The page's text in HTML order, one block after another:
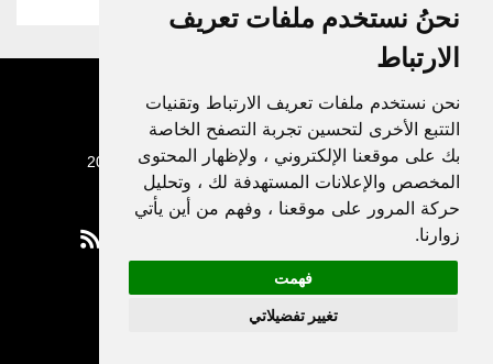
نحنُ نستخدم ملفات تعريف
الارتباط
نحن نستخدم ملفات تعريف الارتباط وتقنيات
التتبع الأخرى لتحسين تجربة التصفح الخاصة
بك على موقعنا الإلكتروني ، ولإظهار المحتوى
المخصص والإعلانات المستهدفة لك ، وتحليل
حركة المرور على موقعنا ، وفهم من أين يأتي
زوارنا.
فهمت
تغيير تفضيلاتي
جميع الحقوق محفوظة لدنيا الوطن © 2003 - 2022
Privacy Policy